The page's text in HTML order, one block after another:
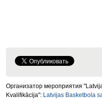
Организатор мероприятия
Kvalifikācija": Latvijas Basketbola